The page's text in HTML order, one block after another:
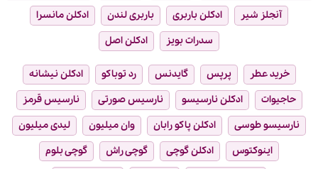
آنجلز شیر
ادکلن باربری باربری لندن
ادکلن مانسرا
سدرات بویز
ادکلن اصل
خرید عطر پرپس گایدنس رد توباکو
ادکلن نیشانه
حاجیوات
ادکلن نارسیسو نارسیس صورتی
نارسیس قرمز
نارسیسو طوسی
ادکلن پاکو رابان وان میلیون
لیدی میلیون
اینوکتوس
ادکلن گوچی گوچی راش
گوچی بلوم